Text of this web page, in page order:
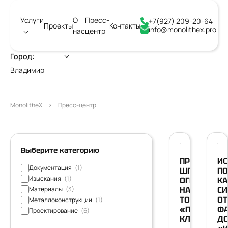
Город:
Владимир
Услуги
Проекты
О
нас
Пресс-
центр
Контакты
+7(927) 209-20-64
info@monolithex.pro
MonolitheX Пресс-центр
Выберите категорию
Документация (1)
Изыскания (1)
Материалы (3)
Металлоконструкции (1)
Проектирование (6)
НАДЕЖНО,
ТОЧНО,
«ПОД
КЛЮЧ»
ОТ